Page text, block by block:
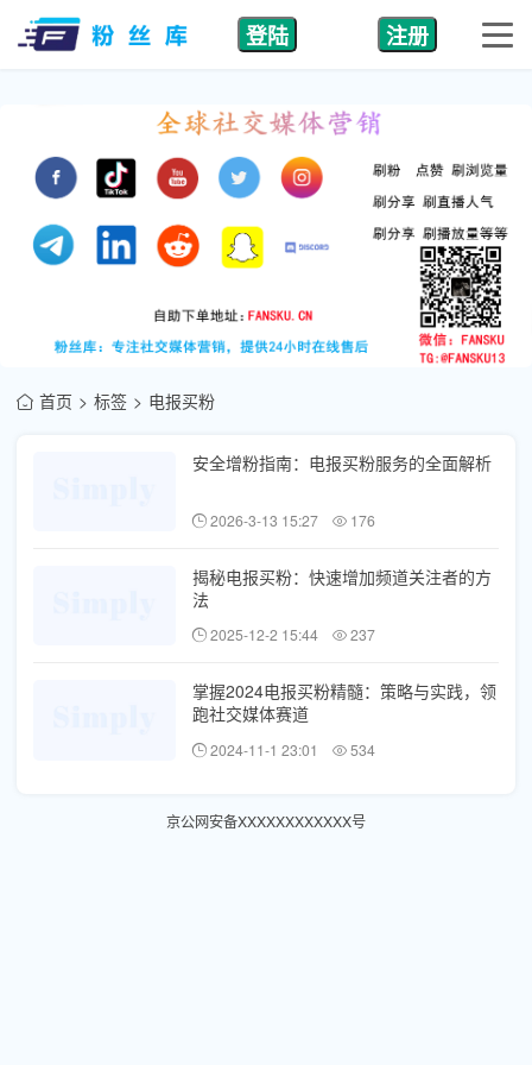
登陆 注册
首页 标签 电报买粉
安全增粉指南：电报买粉服务的全面解析
2026-3-13 15:27 176
揭秘电报买粉：快速增加频道关注者的方
法
2025-12-2 15:44 237
掌握2024电报买粉精髓：策略与实践，领
跑社交媒体赛道
2024-11-1 23:01 534
京公网安备XXXXXXXXXXXX号